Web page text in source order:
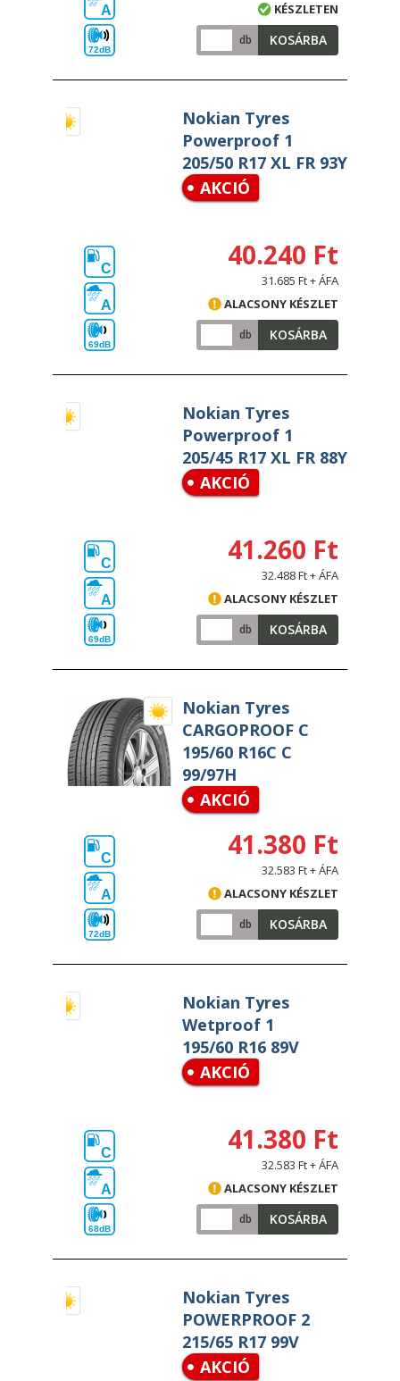
A
72dB
KÉSZLETEN
db KOSÁRBA
Nokian Tyres
Powerproof 1
205/50 R17 XL FR 93Y
AKCIÓ
C
A
69dB
40.240 Ft
31.685 Ft + ÁFA
ALACSONY KÉSZLET
db KOSÁRBA
Nokian Tyres
Powerproof 1
205/45 R17 XL FR 88Y
AKCIÓ
C
A
69dB
41.260 Ft
32.488 Ft + ÁFA
ALACSONY KÉSZLET
db KOSÁRBA
Nokian Tyres
CARGOPROOF C
195/60 R16C C
99/97H
AKCIÓ
C
A
72dB
41.380 Ft
32.583 Ft + ÁFA
ALACSONY KÉSZLET
db KOSÁRBA
Nokian Tyres
Wetproof 1
195/60 R16 89V
AKCIÓ
C
A
68dB
41.380 Ft
32.583 Ft + ÁFA
ALACSONY KÉSZLET
db KOSÁRBA
Nokian Tyres
POWERPROOF 2
215/65 R17 99V
AKCIÓ